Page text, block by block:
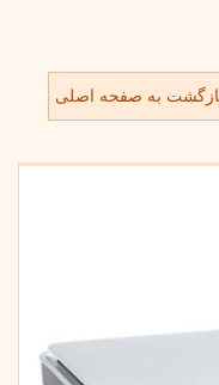
به صفحه اصلی